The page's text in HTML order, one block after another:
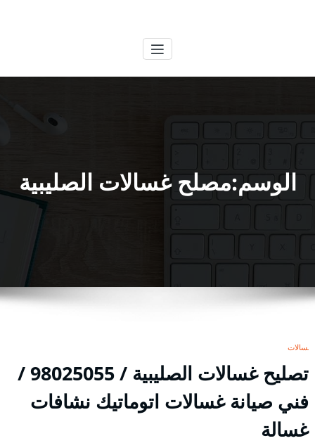
الوسم:مصلح غسالات الصليبية
غسالات
تصليح غسالات الصليبية / 98025055 /
فني صيانة غسالات اتوماتيك نشافات
غسالة